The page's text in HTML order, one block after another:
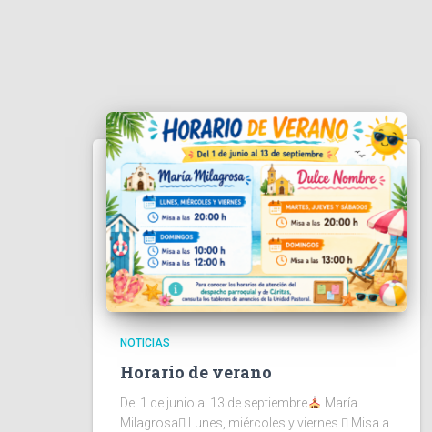
NOTICIAS
Horario de verano
Del 1 de junio al 13 de septiembre
María
Milagrosa Lunes, miércoles y viernes  Misa a